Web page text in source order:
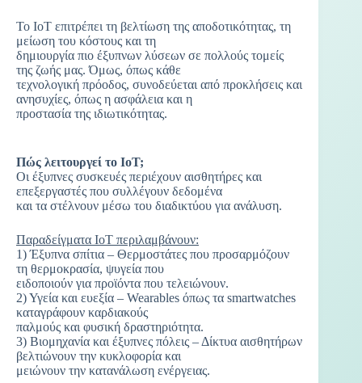
Το IoT επιτρέπει τη βελτίωση της αποδοτικότητας, τη
μείωση του κόστους και τη
δημιουργία πιο έξυπνων λύσεων σε πολλούς τομείς
της ζωής μας. Όμως, όπως κάθε
τεχνολογική πρόοδος, συνοδεύεται από προκλήσεις και
ανησυχίες, όπως η ασφάλεια και η
προστασία της ιδιωτικότητας.
Πώς λειτουργεί το IoT;
Οι έξυπνες συσκευές περιέχουν αισθητήρες και
επεξεργαστές που συλλέγουν δεδομένα
και τα στέλνουν μέσω του διαδικτύου για ανάλυση.
Παραδείγματα IoT περιλαμβάνουν:
1) Έξυπνα σπίτια – Θερμοστάτες που προσαρμόζουν
τη θερμοκρασία, ψυγεία που
ειδοποιούν για προϊόντα που τελειώνουν.
2) Υγεία και ευεξία – Wearables όπως τα smartwatches
καταγράφουν καρδιακούς
παλμούς και φυσική δραστηριότητα.
3) Βιομηχανία και έξυπνες πόλεις – Δίκτυα αισθητήρων
βελτιώνουν την κυκλοφορία και
μειώνουν την κατανάλωση ενέργειας.